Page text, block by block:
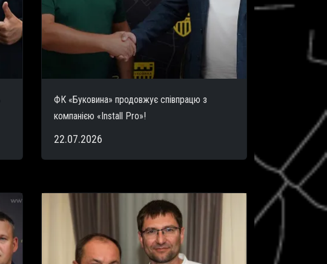
ФК «Буковина» продовжує співпрацю з
компанією «Install Pro»!
22.07.2026